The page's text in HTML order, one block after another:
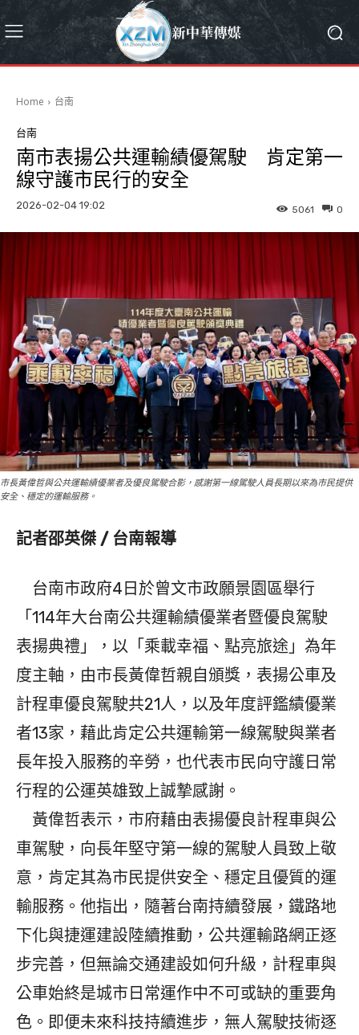
Home 台南
台南
南市表揚公共運輸績優駕駛 肯定第一
線守護市民行的安全
2026-02-04 19:02 0
5061
市長黃偉哲與公共運輸績優業者及優良駕駛合影，感謝第一線駕駛人員長期以來為市民提供
安全、穩定的運輸服務。
記者邵英傑 / 台南報導
台南市政府4日於曾文市政願景園區舉行
「114年大台南公共運輸績優業者暨優良駕駛
表揚典禮」，以「乘載幸福、點亮旅途」為年
度主軸，由市長黃偉哲親自頒獎，表揚公車及
計程車優良駕駛共21人，以及年度評鑑績優業
者13家，藉此肯定公共運輸第一線駕駛與業者
長年投入服務的辛勞，也代表市民向守護日常
行程的公運英雄致上誠摯感謝。
黃偉哲表示，市府藉由表揚優良計程車與公
車駕駛，向長年堅守第一線的駕駛人員致上敬
意，肯定其為市民提供安全、穩定且優質的運
輸服務。他指出，隨著台南持續發展，鐵路地
下化與捷運建設陸續推動，公共運輸路網正逐
步完善，但無論交通建設如何升級，計程車與
公車始終是城市日常運作中不可或缺的重要角
色。即便未來科技持續進步，無人駕駛技術逐